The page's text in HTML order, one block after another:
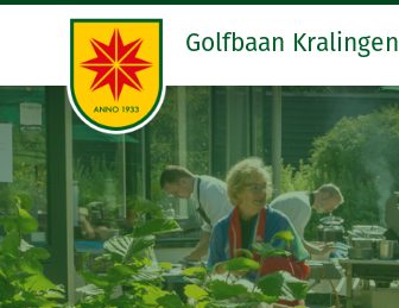
Golfbaan Kralingen